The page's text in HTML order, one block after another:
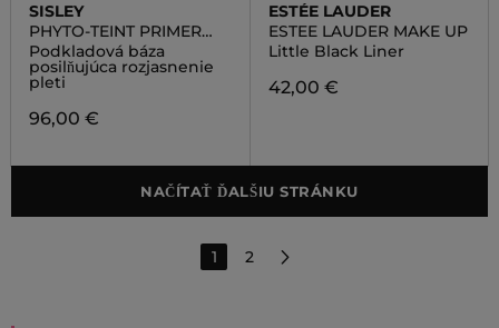
SISLEY
PHYTO-TEINT PRIMER
GLOW
Podkladová báza
posilňujúca rozjasnenie
pleti
96,00 €
ESTÉE LAUDER
ESTEE LAUDER MAKE UP
Little Black Liner
42,00 €
NAČÍTAŤ ĎALŠIU STRÁNKU
1 2